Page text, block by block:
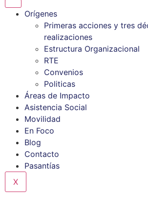
Orígenes
Primeras acciones y tres
realizaciones
Estructura Organizacional
RTE
Convenios
Politicas
Áreas de Impacto
Asistencia Social
Movilidad
En Foco
Blog
Contacto
Pasantías
X